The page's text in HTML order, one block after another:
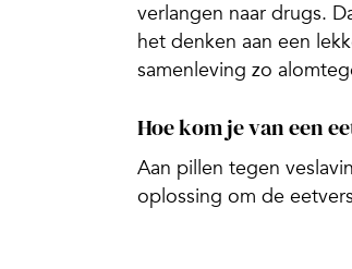
verlangen naar drugs.
het denken aan een
samenleving zo
Hoe kom je van een
Aan pillen tegen
oplossing om de